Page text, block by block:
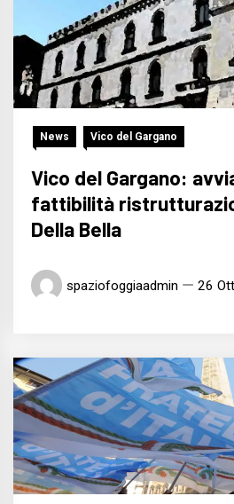
News Vico del Gargano
Vico del Gargano:
fattibilità
Della Bella
spaziofoggiaadmin 26